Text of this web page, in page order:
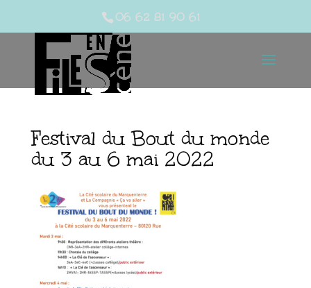
06 62 81 90 61
Festival du Bout du monde
du 3 au 6 mai 2022